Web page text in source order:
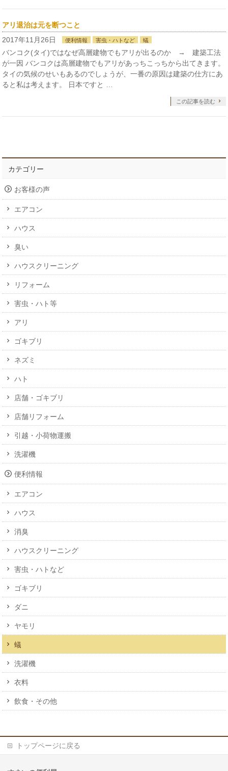
アリ退治は元を断つこと
2017年11月26日
便利情報 害虫・ハトなど 蟻
バンコク(タイ)ではなぜ高層建物でもアリが出るのか → 建築工法
が一因 バンコクは高層建物でもアリがあっちこっちから出てきます。
タイの気候のせいもあるのでしょうが、一番の原因は建築の仕方にあ
ると私は考えます。 日本ですと …
この記事を読む
カテゴリー
お客様の声
エアコン
ハウス
臭い
ハウスクリーニング
リフォーム
害虫・ハト等
アリ
ゴキブリ
ネズミ
ハト
店舗・ゴキブリ
店舗リフォーム
引越・小荷物運搬
洗濯機
便利情報
エアコン
ハウス
消臭
ハウスクリーニング
害虫・ハトなど
ゴキブリ
ダニ
ヤモリ
蟻
洗濯機
衣料
飲食・その他
トップページに戻る